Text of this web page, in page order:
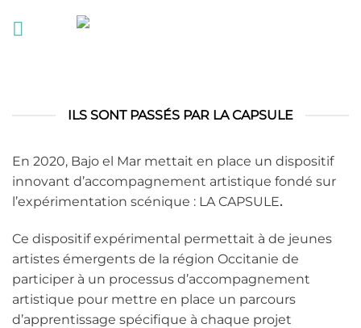
ILS SONT PASSÉS PAR LA CAPSULE
En 2020, Bajo el Mar mettait en place un dispositif
innovant d’accompagnement artistique fondé sur
l’expérimentation scénique : LA CAPSULE.
Ce dispositif expérimental permettait à de jeunes
artistes émergents de la région Occitanie de
participer à un processus d’accompagnement
artistique pour mettre en place un parcours
d’apprentissage spécifique à chaque projet